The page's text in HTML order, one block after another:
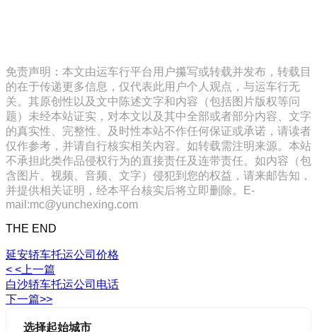
免责声明：本文由运车行平台用户攥写或转载并发布，转载目
的在于传递更多信息，仅代表此用户个人观点，与运车行无
关。其原创性以及文中陈述文字和内容（包括图片版权等问
题）未经本站证实，对本文以及其中全部或者部分内容、文字
的真实性、完整性、及时性本站不作任何保证或承诺，请读者
仅作参考，并请自行核实相关内容。如转载需注明来源。本站
不承担此类作品侵权行为的直接责任及连带责任。如内容（包
含图片、视频、音频、文字）侵犯到您的权益，请来邮告知，
并提供相关证明，经本平台核实后将立即删除。E-
mail:mc@yunchexing.com
THE END
延安轿车托运公司价格
< <上一篇
白沙轿车托运公司电话
下一篇>>
选择起始城市